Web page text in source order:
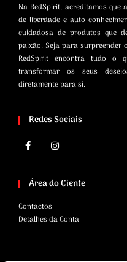
Na RedSpirit, acreditamos que
de liberdade e auto
cuidadosa de produtos que
paixão. Seja para surpreender
RedSpirit encontra tudo o
transformar os seus
diretamente para si.
Redes Sociais
Área do Ciente
Contactos
Detalhes da Conta